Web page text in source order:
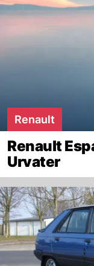
Renault
Renault
Urvater